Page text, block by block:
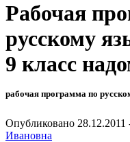
Рабочая
русскому
9 класс
рабочая программа по
Опубликовано 28.12.2011
Ивановна